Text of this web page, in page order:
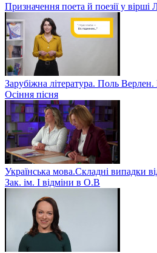
Призначення поета й поезії у вірші
Зарубіжна література. Поль
Осіння пісня
Українська мова.Складні випадки
Зак. ім. І відміни в О.В